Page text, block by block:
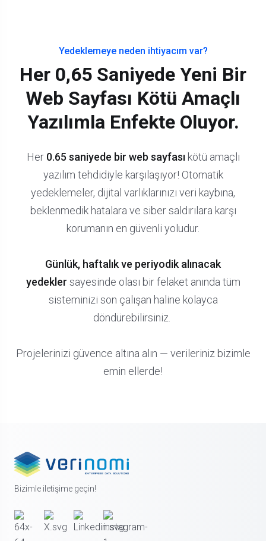
Yedeklemeye neden ihtiyacım var?
Her 0,65 Saniyede Yeni Bir
Web Sayfası Kötü Amaçlı
Yazılımla Enfekte Oluyor.
Her 0.65 saniyede bir web sayfasıkötü amaçlı
yazılım tehdidiyle karşılaşıyor! Otomatik
yedeklemeler, dijital varlıklarınızı veri kaybına,
beklenmedik hatalara ve siber saldırılara karşı
korumanın en güvenli yoludur.
Günlük, haftalık ve periyodik alınacak
yedekler sayesinde olası bir felaket anında tüm
sisteminizi son çalışan haline kolayca
döndürebilirsiniz.
Projelerinizi güvence altına alın — verileriniz bizimle
emin ellerde!
Bizimle iletişime geçin!